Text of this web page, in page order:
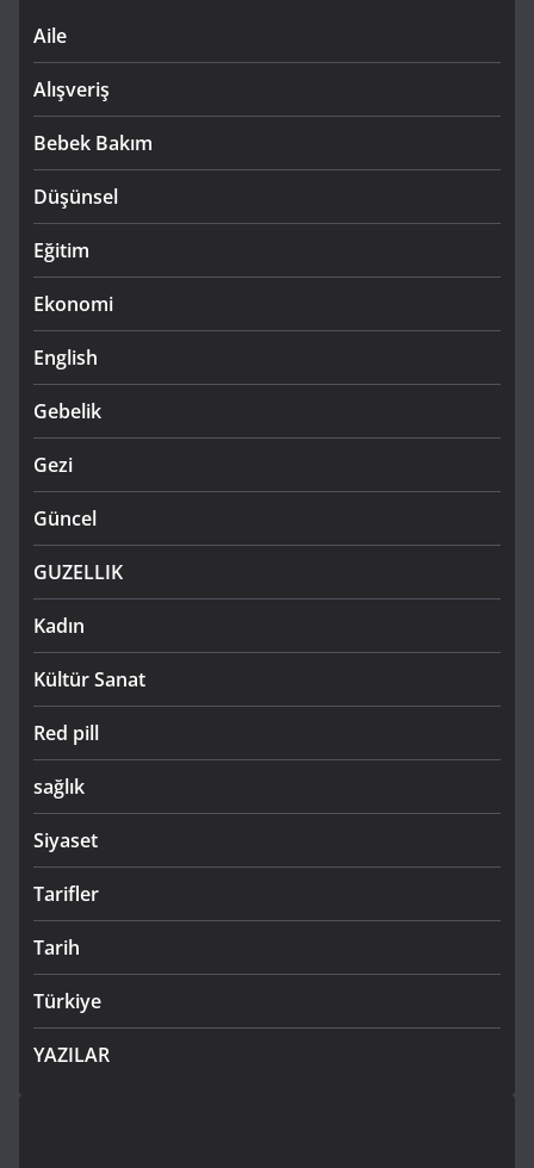
Aile
Alışveriş
Bebek Bakım
Düşünsel
Eğitim
Ekonomi
English
Gebelik
Gezi
Güncel
GUZELLIK
Kadın
Kültür Sanat
Red pill
sağlık
Siyaset
Tarifler
Tarih
Türkiye
YAZILAR